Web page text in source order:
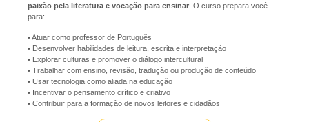
paixão pela literatura e vocação para ensinar . O curso prepara você
para:
• Atuar como professor de Português
• Desenvolver habilidades de leitura, escrita e interpretação
• Explorar culturas e promover o diálogo intercultural
• Trabalhar com ensino, revisão, tradução ou produção de conteúdo
• Usar tecnologia como aliada na educação
• Incentivar o pensamento crítico e criativo
• Contribuir para a formação de novos leitores e cidadãos